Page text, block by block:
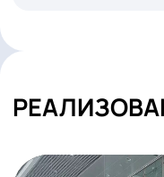
организаций